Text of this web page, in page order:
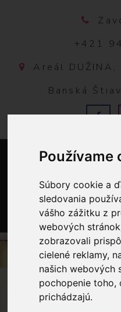
Používame
Súbory cookie a
sledovania
vášho zážitku z
webových
zobrazovali
cielené reklamy,
našich webových
pochopenie toho,
prichádzajú.
+421
Areál
Banská
OBCHOD